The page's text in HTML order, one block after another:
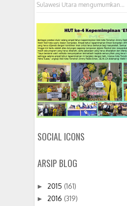
Sulawesi Utara mengumumkan...
SOCIAL ICONS
ARSIP BLOG
► 2015 (161)
► 2016 (319)